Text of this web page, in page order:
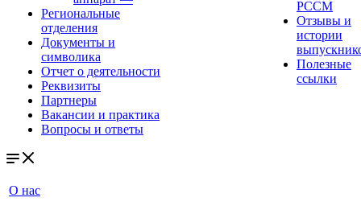
Региональные
отделения
Документы и
символика
Отчет о деятельности
Реквизиты
Партнеры
Вакансии и практика
Вопросы и ответы
РССМ
Отзывы и
истории
Полезные
ссылки
О нас